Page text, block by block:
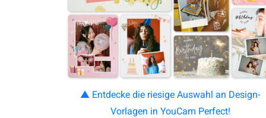
▲ Entdecke die riesige Auswahl an Design-
Vorlagen in YouCam Perfect!